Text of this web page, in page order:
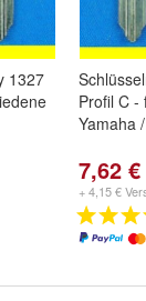
1327
Profil C -
Yamaha
7,62 €
+ 4,15 €